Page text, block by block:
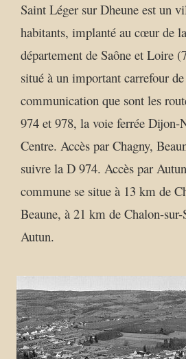
Saint Léger sur Dheune est un
habitants, implanté au cœur de
département de Saône et Loire
situé à un important carrefour
communication que sont les
974 et 978, la voie ferrée Dijon-
Centre. Accès par Chagny,
suivre la D 974. Accès par
commune se situe à 13 km de
Beaune, à 21 km de Chalon-sur-
Autun.